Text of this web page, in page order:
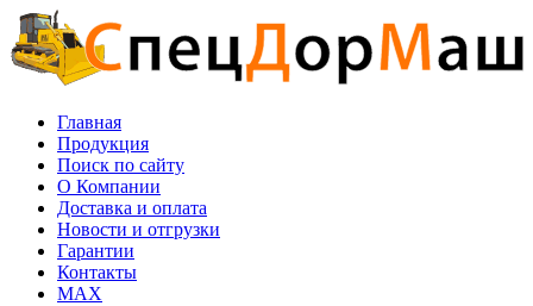
Перейти
к
основному
содержанию
Основная
навигация
Главная
Продукция
Поиск по сайту
O Компании
Доставка и оплата
Новости и отгрузки
Гарантии
Контакты
MAX